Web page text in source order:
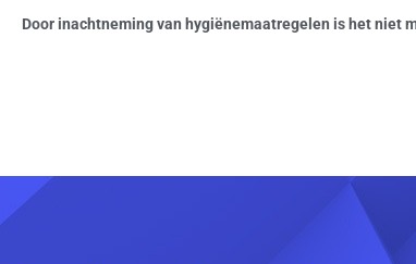
Door inachtneming van hygiënemaatregelen is het niet